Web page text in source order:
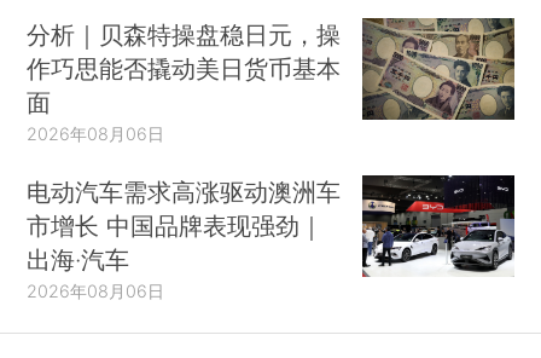
分析｜贝森特操盘稳日元，操
作巧思能否撬动美日货币基本
面
2026年08月06日
电动汽车需求高涨驱动澳洲车
市增长 中国品牌表现强劲｜
出海·汽车
2026年08月06日